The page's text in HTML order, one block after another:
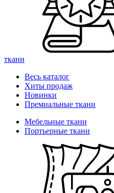
ткани
Весь каталог
Хиты продаж
Новинки
Премиальные ткани
Мебельные ткани
Портьерные ткани